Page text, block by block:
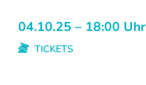
04.10.25 – 18:00 Uhr
TICKETS